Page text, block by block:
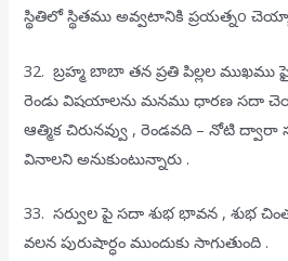
స్థితిలో స్థితము అవ్వటానికి ప్రయత్నo
32. బ్రహ్మ బాబా తన ప్రతి పిల్లల ముఖము
రెండు విషయాలను మనము ధారణ సదా
ఆత్మిక చిరునవ్వు , రెండవది – నోటి
వినాలని అనుకుంటున్నారు .
33. సర్వుల పై సదా శుభ భావన , శుభ
వలన పురుషార్ధం ముందుకు సాగుతుంది .